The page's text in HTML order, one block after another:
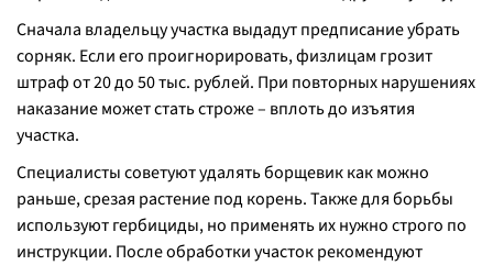
Сначала владельцу участка выдадут предписание убрать
сорняк. Если его проигнорировать, физлицам грозит
штраф от 20 до 50 тыс. рублей. При повторных нарушениях
наказание может стать строже – вплоть до изъятия
участка.
Специалисты советуют удалять борщевик как можно
раньше, срезая растение под корень. Также для борьбы
используют гербициды, но применять их нужно строго по
инструкции. После обработки участок рекомендуют